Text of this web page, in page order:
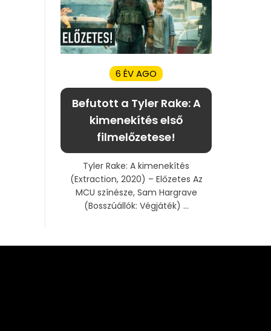
6 ÉV AGO
Befutott a Tyler Rake: A
kimenekítés első
filmelőzetese!
Tyler Rake: A kimenekítés
(Extraction, 2020) – Előzetes Az
MCU színésze, Sam Hargrave
(Bosszúállók: Végjáték) ...